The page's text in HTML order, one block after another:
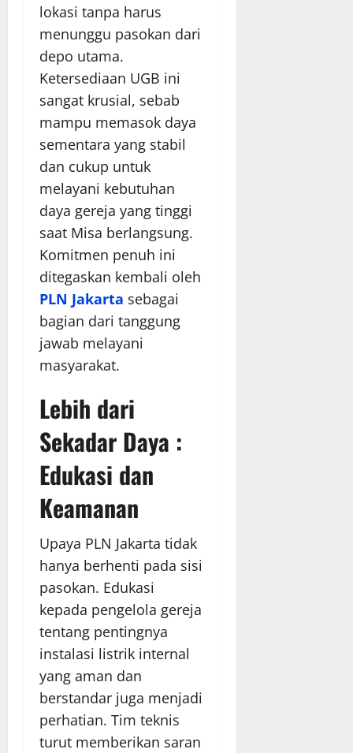
lokasi tanpa harus
menunggu pasokan dari
depo utama.
Ketersediaan UGB ini
sangat krusial, sebab
mampu memasok daya
sementara yang stabil
dan cukup untuk
melayani kebutuhan
daya gereja yang tinggi
saat Misa berlangsung.
Komitmen penuh ini
ditegaskan kembali oleh
PLN Jakarta sebagai
bagian dari tanggung
jawab melayani
masyarakat.
Lebih dari
Sekadar Daya :
Edukasi dan
Keamanan
Upaya PLN Jakarta tidak
hanya berhenti pada sisi
pasokan. Edukasi
kepada pengelola gereja
tentang pentingnya
instalasi listrik internal
yang aman dan
berstandar juga menjadi
perhatian. Tim teknis
turut memberikan saran